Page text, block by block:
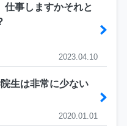
仕事しますかそれと
2023.04.10
生は非常に少ない
2020.01.01